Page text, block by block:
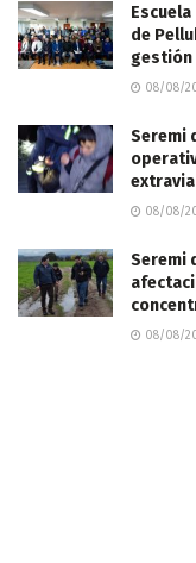
de
gestión
08/08/
Seremi
08/08/
Seremi
08/08/